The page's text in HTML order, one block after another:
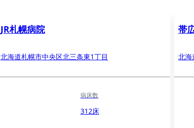
JR札幌病院
北海道札幌市中央区北三条東1丁目
病床数
312床
帯
北海